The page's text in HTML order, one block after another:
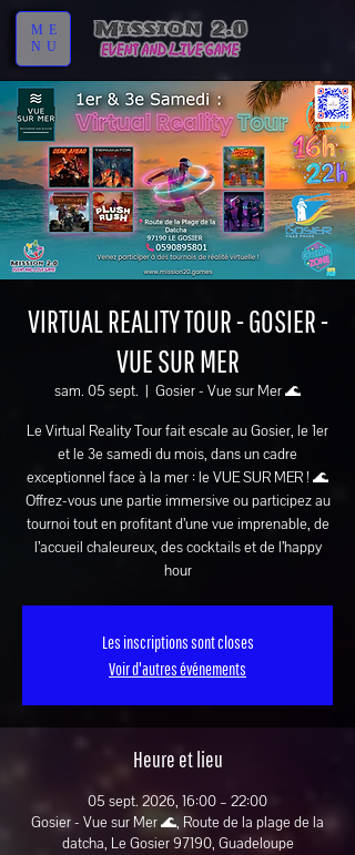
ME
NU
VIRTUAL REALITY TOUR - GOSIER -
VUE SUR MER
sam. 05 sept.
  |
Gosier - Vue sur Mer 🌊
Le Virtual Reality Tour fait escale au Gosier, le 1er
et le 3e samedi du mois, dans un cadre
exceptionnel face à la mer : le VUE SUR MER ! 🌊
Offrez-vous une partie immersive ou participez au
tournoi tout en profitant d’une vue imprenable, de
l’accueil chaleureux, des cocktails et de l’happy
hour
Les inscriptions sont closes
Voir d'autres événements
Heure et lieu
05 sept. 2026, 16:00 – 22:00
Gosier - Vue sur Mer 🌊, Route de la plage de la
datcha, Le Gosier 97190, Guadeloupe